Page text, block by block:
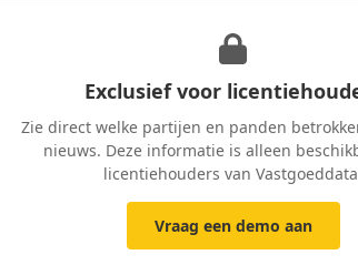
Exclusief voor
Zie direct welke partijen en panden
nieuws. Deze informatie is alleen
licentiehouders van
Vraag een demo aan